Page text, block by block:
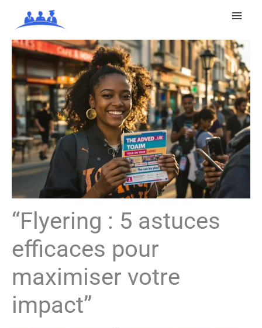
contenu
“Flyering : 5 astuces
efficaces pour
maximiser votre
impact”